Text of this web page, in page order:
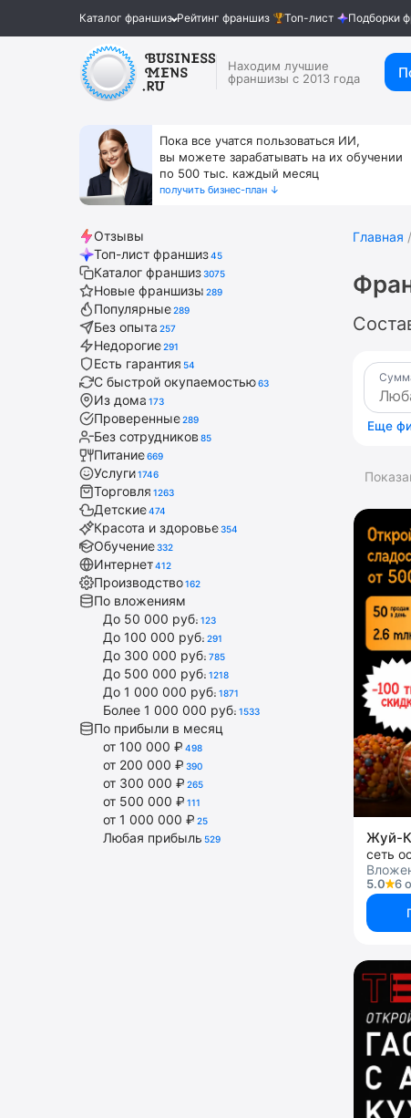
Каталог франшиз Рейтинг франшиз Топ-лист Подборки
Находим лучшие
франшизы с 2013 года
Пока все учатся пользоваться ИИ,
вы можете зарабатывать на их обучении
по 500 тыс. каждый месяц
получить бизнес-план ↓
Отзывы
Топ-лист франшиз45
Каталог франшиз3075
Новые франшизы 289
Популярные289
Без опыта 257
Недорогие291
Есть гарантия 54
С быстрой окупаемостью63
Из дома 173
Проверенные289
Без сотрудников 85
Питание669
Услуги1746
Торговля 1263
Детские474
Красота и здоровье354
Обучение332
Интернет412
Производство162
По вложениям
До 50 000 руб. 123
До 100 000 руб. 291
До 300 000 руб. 785
До 500 000 руб. 1218
До 1 000 000 руб. 1871
Более 1 000 000 руб. 1533
По прибыли в месяц
от 100 000 ₽ 498
от 200 000 ₽ 390
от 300 000 ₽ 265
от 500 000 ₽ 111
от 1 000 000 ₽ 25
Любая прибыль 529
Главная
Еще
Жуй-
5.0
6